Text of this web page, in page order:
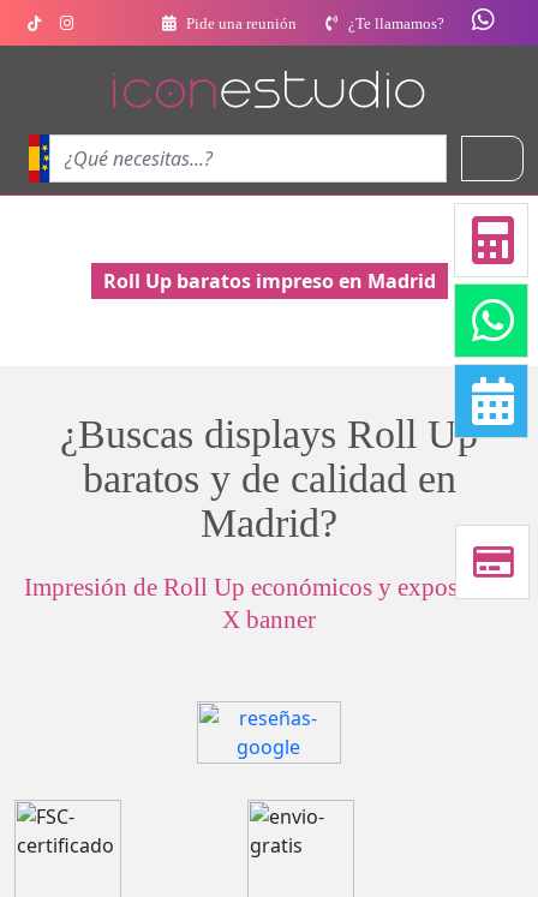
Pide una reunión ¿Te llamamos?
Roll Up baratos impreso en Madrid
¿Buscas displays Roll Up
baratos y de calidad en
Madrid?
Impresión de Roll Up económicos y expositores
X banner